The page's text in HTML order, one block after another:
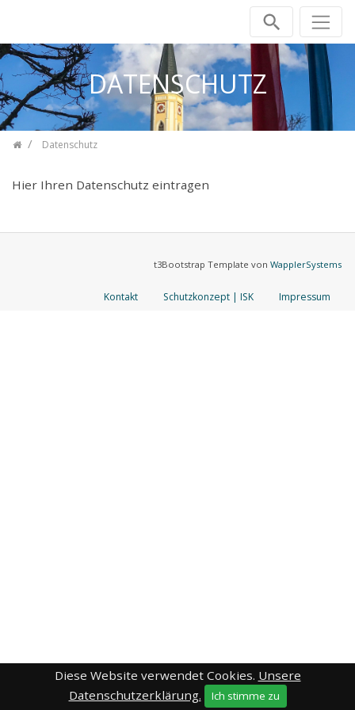
Zum Inhalt springen
DATENSCHUTZ
Datenschutz
Hier Ihren Datenschutz eintragen
t3Bootstrap Template vonWapplerSystems
Kontakt Schutzkonzept | ISK Impressum
Diese Website verwendet Cookies. Unsere
Datenschutzerklärung.
Ich stimme zu